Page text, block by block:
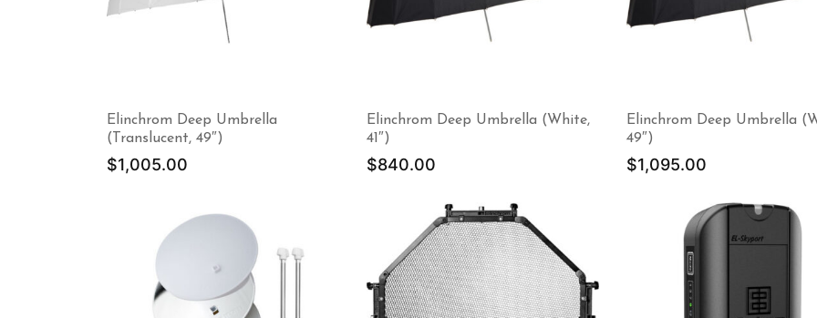
Elinchrom Deep Umbrella
(Translucent, 49″)
$1,005.00
Elinchrom Deep Umbrella (White,
41″)
$840.00
Elinchrom Deep Umbrella
49″)
$1,095.00